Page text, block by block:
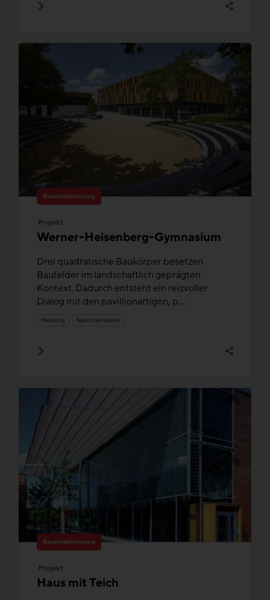
Bauteilaktivierung
Projekt
Werner-Heisenberg-Gymnasium
Drei quadratische Baukörper besetzen
Baufelder im landschaftlich geprägten
Kontext. Dadurch entsteht ein reizvoller
Dialog mit den pavillionartigen, p...
Heizung Speichermasse
Bauteilaktivierung
Projekt
Haus mit Teich